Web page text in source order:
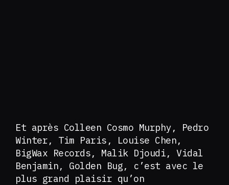
Et après Colleen Cosmo Murphy, Pedro
Winter, Tim Paris, Louise Chen,
BigWax Records, Malik Djoudi, Vidal
Benjamin, Golden Bug, c’est avec le
plus grand plaisir qu’on